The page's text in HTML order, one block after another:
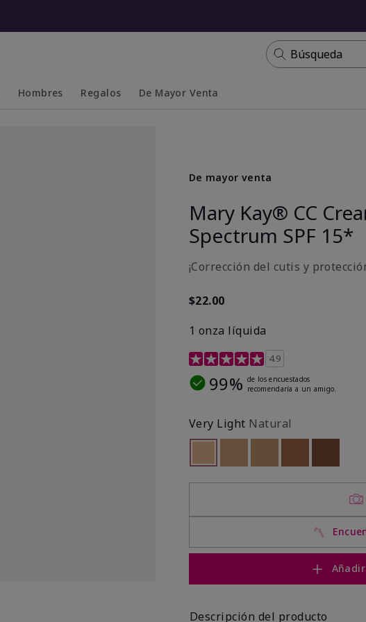
Búsqueda
Hombres Regalos De Mayor Venta
De mayor venta
Mary Kay® CC
Spectrum SPF 15*
¡Corrección del cutis y
$22.00
1 onza líquida
Calificación de clientes de 3,7 de 5
4.9
99% de los encuestados
recomendaría a un amigo.
Very Light Natural
Descripción del producto